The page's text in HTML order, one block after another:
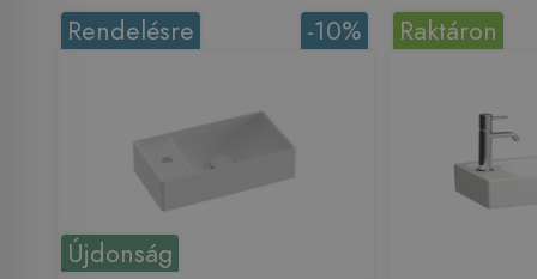
Újdonság
-10%
Rendelésre Raktáron